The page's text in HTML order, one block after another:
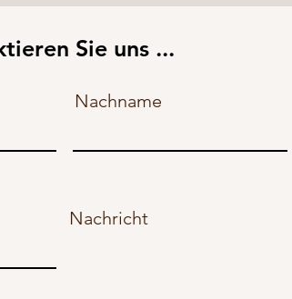
Sie uns ...
Nachname
Nachricht